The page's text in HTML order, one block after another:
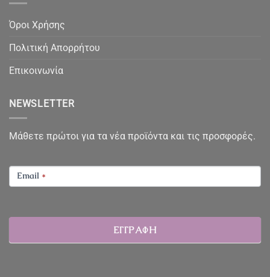
Όροι Χρήσης
Πολιτική Απορρήτου
Επικοινωνία
NEWSLETTER
Μάθετε πρώτοι για τα νέα προϊόντα και τις προσφορές.
NEWSLETTER
Email *
ΕΓΓΡΑΦΗ